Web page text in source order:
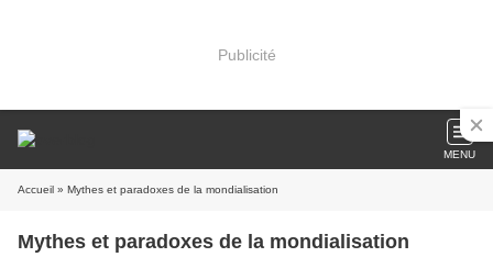
Publicité
MENU
Accueil » Mythes et paradoxes de la mondialisation
Mythes et paradoxes de la mondialisation